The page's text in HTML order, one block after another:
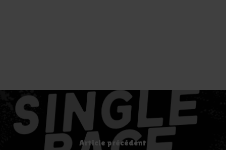
Article précédent